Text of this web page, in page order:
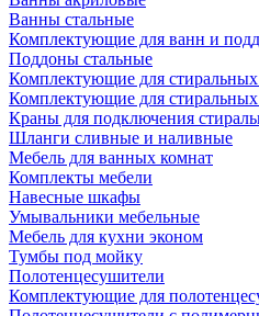
Ванны стальные
Комплектующие для ванн и
Поддоны стальные
Комплектующие для
Комплектующие для
Краны для подключения
Шланги сливные и наливные
Мебель для ванных комнат
Комплекты мебели
Навесные шкафы
Умывальники мебельные
Мебель для кухни эконом
Тумбы под мойку
Полотенцесушители
Комплектующие для